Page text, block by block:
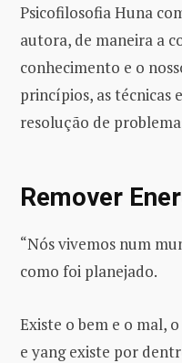
Psicofilosofia Huna
autora, de maneira a
conhecimento e o
princípios, as técnicas
resolução de
Remover
“Nós vivemos num
como foi planejado.
Existe o bem e o mal,
e yang existe por